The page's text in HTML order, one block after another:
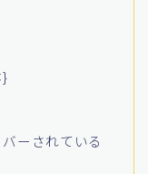
ーされている